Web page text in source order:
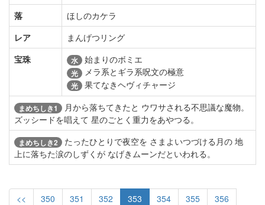
落
ほしのカケラ
レア
まんげつリング
宝珠
水 始まりのボミエ
光 メラ系とギラ系呪文の極意
光 果てなきヘヴィチャージ
まめちしき1
月から落ちてきたと ウワサされる不思議な魔物。
ズッシードを唱えて 星のごとく重力をあやつる。
まめちしき2
たったひとりで夜空を さまよいつづける月の 地
上に落ちた涙のしずくが なげきムーンだといわれる。
<< 350 351 352 353 354 355
356